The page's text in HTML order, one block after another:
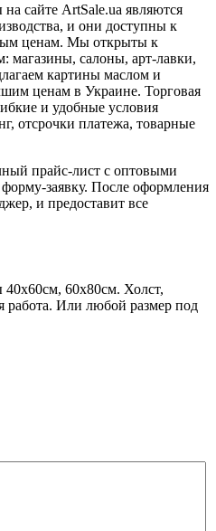
сайте ArtSale.ua являются
и они доступны к
ценам. Мы открыты к
магазины, салоны, арт-лавки,
картины маслом и
ценам в Украине. Торговая
и удобные условия
отсрочки платежа, товарные
прайс-лист с оптовыми
заявку. После оформления
и предоставит все
60х80см. Холст,
работа. Или любой размер под